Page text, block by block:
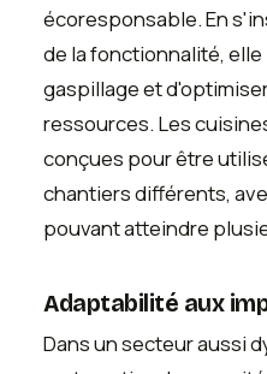
écoresponsable. En
de la fonctionnalité,
gaspillage et
ressources. Les
conçues pour être
chantiers différents,
pouvant atteindre
Adaptabilité aux
Dans un secteur aussi